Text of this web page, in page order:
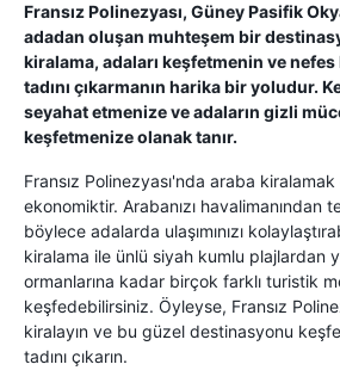
Fransız Polinezyası, Güney Pasifik
adadan oluşan muhteşem bir
kiralama, adaları keşfetmenin ve nefes
tadını çıkarmanın harika bir yoludur.
seyahat etmenize ve adaların gizli
keşfetmenize olanak tanır.
Fransız Polinezyası'nda araba
ekonomiktir. Arabanızı havalimanından
böylece adalarda ulaşımınızı
kiralama ile ünlü siyah kumlu plajlardan
ormanlarına kadar birçok farklı turistik
keşfedebilirsiniz. Öyleyse, Fransız
kiralayın ve bu güzel destinasyonu
tadını çıkarın.